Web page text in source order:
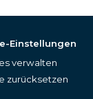
Einstellungen
verwalten
zurücksetzen